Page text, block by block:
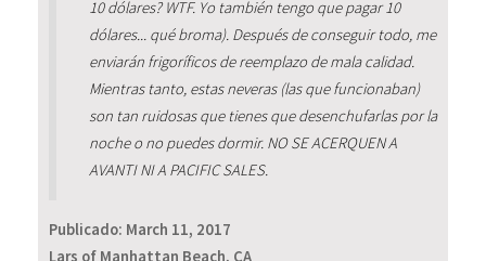
10 dólares? WTF. Yo también tengo que pagar 10
dólares... qué broma). Después de conseguir todo, me
enviarán frigoríficos de reemplazo de mala calidad.
Mientras tanto, estas neveras (las que funcionaban)
son tan ruidosas que tienes que desenchufarlas por la
noche o no puedes dormir. NO SE ACERQUEN A
AVANTI NI A PACIFIC SALES.
Publicado: March 11, 2017
Lars of Manhattan Beach, CA